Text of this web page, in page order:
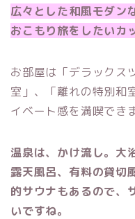
広々とした和風モダン
おこもり旅をしたいカ
お部屋は「デラックス
室」、「離れの特別和
イベート感を満喫でき
温泉は、かけ流し。大
露天風呂、有料の貸切
的サウナもあるので、
いですね。